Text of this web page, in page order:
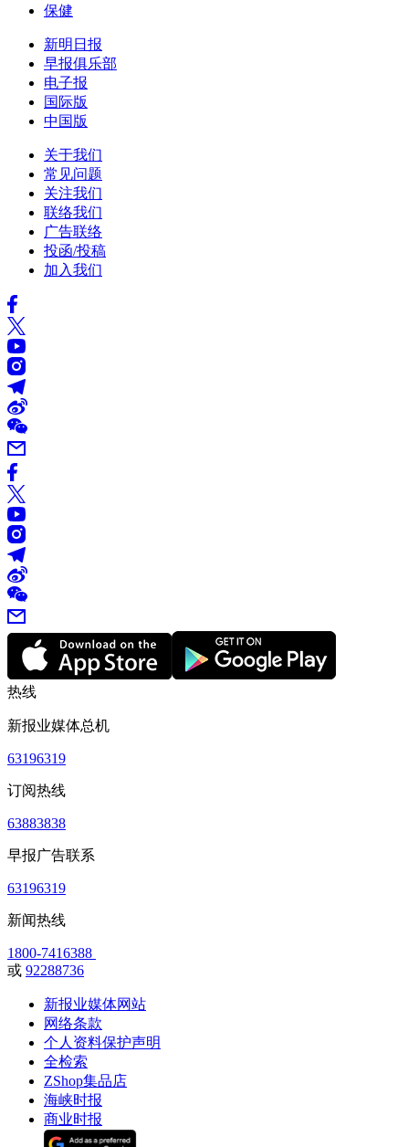
保健
新明日报
早报俱乐部
电子报
国际版
中国版
关于我们
常见问题
关注我们
联络我们
广告联络
投函/投稿
加入我们
热线
新报业媒体总机
63196319
订阅热线
63883838
早报广告联系
63196319
新闻热线
1800-7416388
或 92288736
新报业媒体网站
网络条款
个人资料保护声明
全检索
ZShop集品店
海峡时报
商业时报